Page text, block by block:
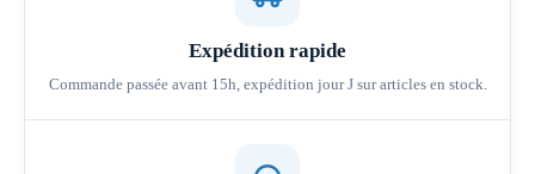
Expédition rapide
Commande passée avant 15h, expédition jour J sur articles en stock.